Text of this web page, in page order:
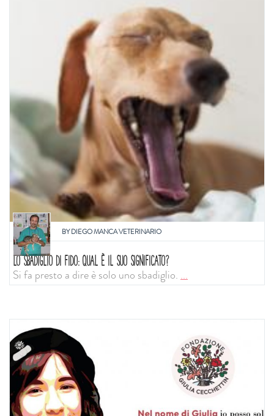
BYDIEGO MANCA VETERINARIO
LO SBADIGLIO DI FIDO: QUAL È IL SUO SIGNIFICATO?
Si fa presto a dire è solo uno sbadiglio....